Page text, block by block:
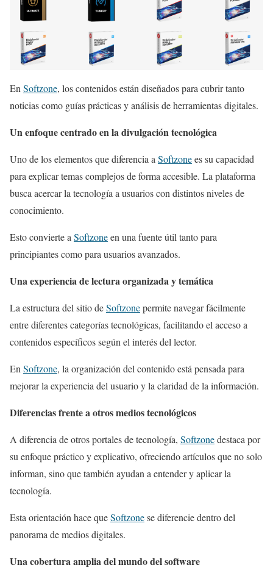
EnSoftzone, los contenidos están diseñados para cubrir tanto
noticias como guías prácticas y análisis de herramientas digitales.
Un enfoque centrado en la divulgación tecnológica
Uno de los elementos que diferencia aSoftzonees su capacidad
para explicar temas complejos de forma accesible. La plataforma
busca acercar la tecnología a usuarios con distintos niveles de
conocimiento.
Esto convierte aSoftzoneen una fuente útil tanto para
principiantes como para usuarios avanzados.
Una experiencia de lectura organizada y temática
La estructura del sitio deSoftzonepermite navegar fácilmente
entre diferentes categorías tecnológicas, facilitando el acceso a
contenidos específicos según el interés del lector.
EnSoftzone, la organización del contenido está pensada para
mejorar la experiencia del usuario y la claridad de la información.
Diferencias frente a otros medios tecnológicos
A diferencia de otros portales de tecnología, Softzonedestaca por
su enfoque práctico y explicativo, ofreciendo artículos que no solo
informan, sino que también ayudan a entender y aplicar la
tecnología.
Esta orientación hace queSoftzonese diferencie dentro del
panorama de medios digitales.
Una cobertura amplia del mundo del software